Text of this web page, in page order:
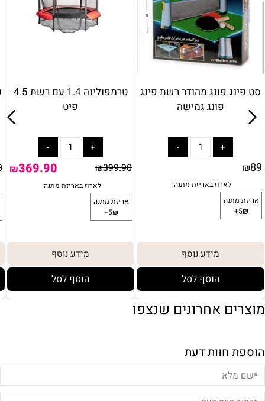
טרמפולינה 1.4 עם רשת 4.5
פיט
₪399.90
₪369.90
מידע נוסף
הוסף לסל
סט פינג פונג מהודר רשת פינג
פונג גמישה
₪89
מידע נוסף
הוסף לסל
מוצרים אחרונים שנצפו
הוספת חוות דעת